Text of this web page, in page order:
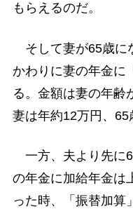
もらえるのだ。
そして妻が65歳に
かわりに妻の年金に
る。金額は妻の年齢
妻は年約12万円、65
一方、夫より先に
の年金に加給年金は
った時、「振替加算